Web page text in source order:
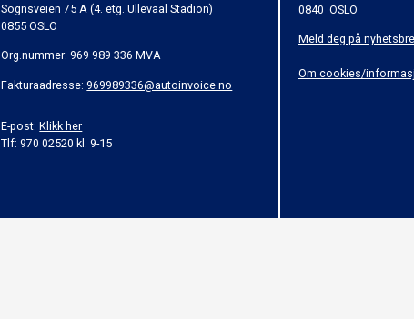
Sognsveien 75 A (4. etg. Ullevaal Stadion)
0855 OSLO
Org.nummer: 969 989 336 MVA
Fakturaadresse:969989336@autoinvoice.no
E-post:Klikk her
Tlf: 970 02520 kl. 9-15
0840 OSLO
Meld deg på
Om cookies/